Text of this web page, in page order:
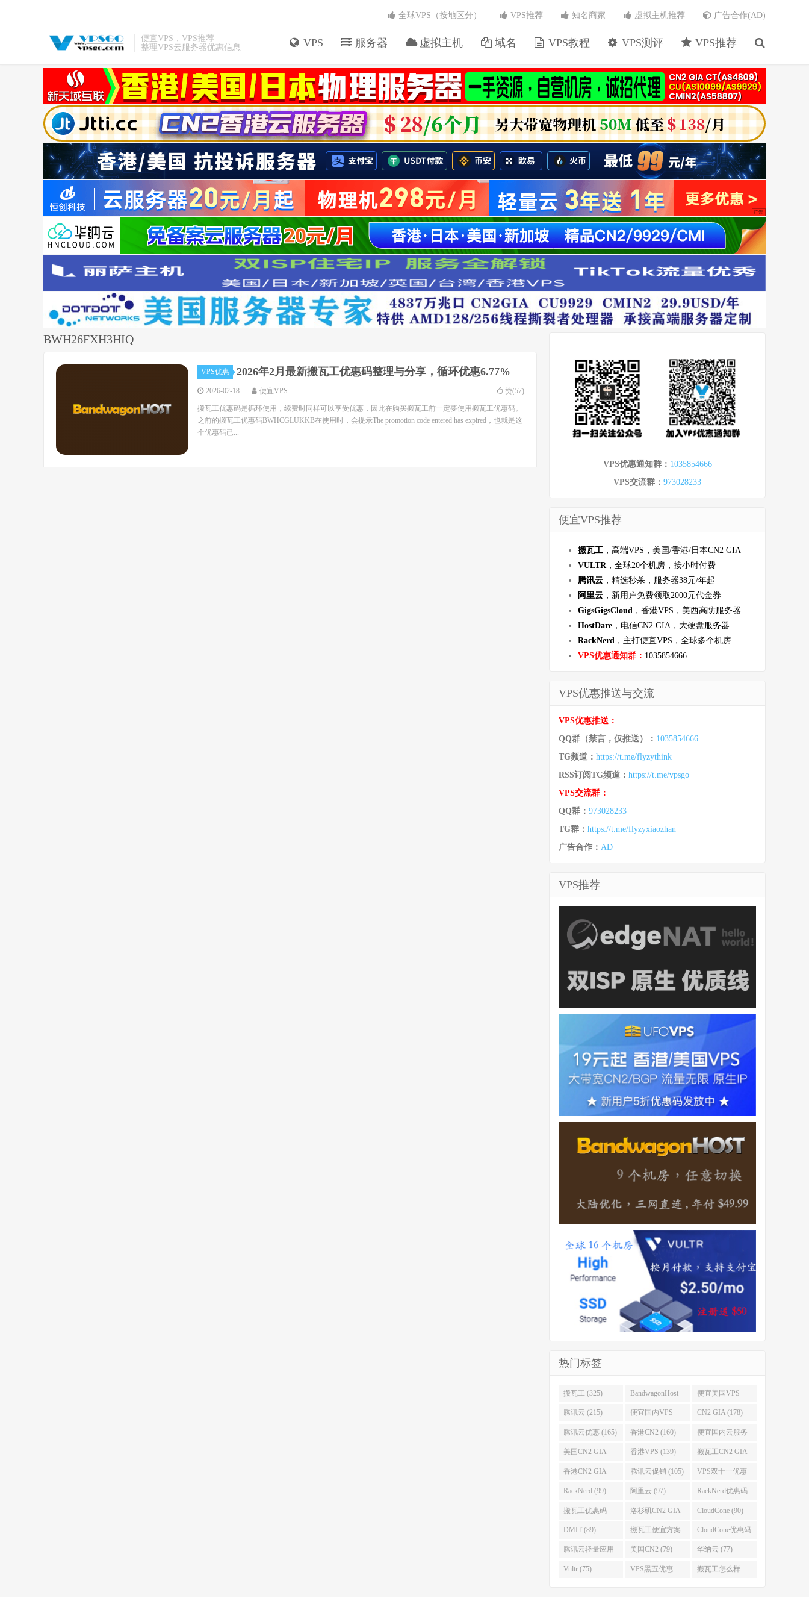
便宜VPS，VPS推荐
整理VPS云服务器优惠信息
VPS 服务器 虚拟主机 域名 VPS教程 VPS测评 VPS推荐
全球VPS（按地区分） VPS推荐 知名商家 虚拟主机推荐 广告合作(AD)
BWH26FXH3HIQ
VPS优惠 2026年2月最新搬瓦工优惠码整理与分享，循环优惠6.77%
2026-02-18 便宜VPS 赞(57)
搬瓦工优惠码是循环使用，续费时同样可以享受优惠，因此在购买搬瓦工前一定要使用搬瓦工优惠码。
之前的搬瓦工优惠码BWHCGLUKKB在使用时，会提示The promotion code entered has expired，也就是这
个优惠码已...
VPS优惠通知群： 1035854666
VPS交流群： 973028233
便宜VPS推荐
搬瓦工 ，高端VPS，美国/香港/日本CN2 GIA
VULTR ，全球20个机房，按小时付费
腾讯云 ，精选秒杀，服务器38元/年起
阿里云 ，新用户免费领取2000元代金券
GigsGigsCloud ，香港VPS，美西高防服务器
HostDare ，电信CN2 GIA，大硬盘服务器
RackNerd ，主打便宜VPS，全球多个机房
VPS优惠通知群： 1035854666
VPS优惠推送与交流
VPS优惠推送：
QQ群（禁言，仅推送）： 1035854666
TG频道： https://t.me/flyzythink
RSS订阅TG频道： https://t.me/vpsgo
VPS交流群：
QQ群： 973028233
TG群： https://t.me/flyzyxiaozhan
广告合作： AD
VPS推荐
热门标签
搬瓦工 (325) BandwagonHost
(223)
便宜美国VPS
(222)
腾讯云 (215) 便宜国内VPS
(184)
CN2 GIA (178)
腾讯云优惠 (165) 香港CN2 (160) 便宜国内云服务
器 (152)
美国CN2 GIA
(141)
香港VPS (139) 搬瓦工CN2 GIA
(118)
香港CN2 GIA
(111)
腾讯云促销 (105) VPS双十一优惠
(102)
RackNerd (99) 阿里云 (97) RackNerd优惠码
(93)
搬瓦工优惠码
(92)
洛杉矶CN2 GIA
(92)
CloudCone (90)
DMIT (89) 搬瓦工便宜方案
(86)
CloudCone优惠码
(82)
腾讯云轻量应用
服务器 (82)
美国CN2 (79) 华纳云 (77)
Vultr (75) VPS黑五优惠 搬瓦工怎么样